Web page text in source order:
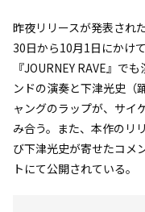
昨夜リリースが発表され
30日から10月1日にかけ
『JOURNEY RAVE』で
ンドの演奏と下津光史（
ャングのラップが、サイ
み合う。また、本作のリ
び下津光史が寄せたコメ
トにて公開されている。